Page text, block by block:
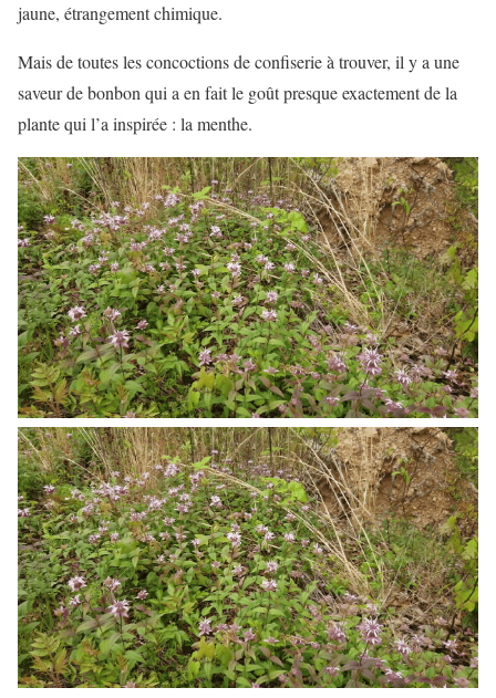
jaune, étrangement chimique.
Mais de toutes les concoctions de confiserie à trouver, il y a une
saveur de bonbon qui a en fait le goût presque exactement de la
plante qui l’a inspirée : la menthe.